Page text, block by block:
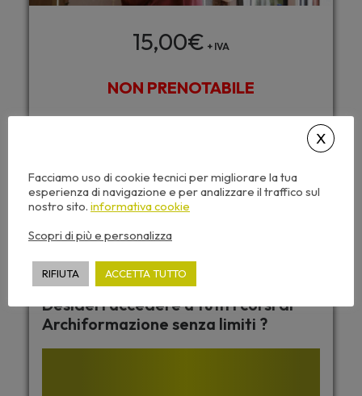
15,00€ + IVA
NON PRENOTABILE
Accesso da tutti i dispositivi
Attestato di partecipazione
Dispense corso e video sempre disponibili
Desideri accedere a tutti i corsi di
Archiformazione senza limiti ?
Facciamo uso di cookie tecnici per migliorare la tua
esperienza di navigazione e per analizzare il traffico sul
nostro sito. informativa cookie
Scopri di più e personalizza
RIFIUTA ACCETTA TUTTO